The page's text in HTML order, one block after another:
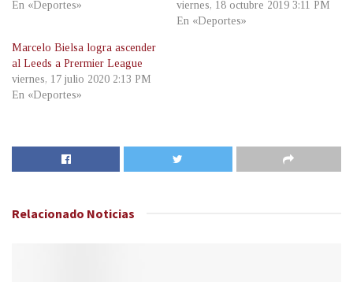
En «Deportes»
viernes, 18 octubre 2019 3:11 PM
En «Deportes»
Marcelo Bielsa logra ascender
al Leeds a Prermier League
viernes, 17 julio 2020 2:13 PM
En «Deportes»
Relacionado Noticias